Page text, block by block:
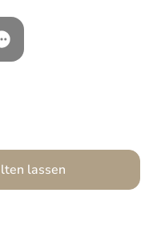
lassen